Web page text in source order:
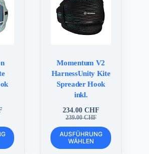
CHF
CHF.
Momentum V2
HarnessUnity Kite
Spreader Hook
inkl.
239.00CHF
Ursprünglicher
Preis
war:
239.00 CHF
234.00 CHF
Aktueller
Preis
ist:
234.00 CHF.
AUSFÜHRUNG
WÄHLEN
Dieses
Produkt
weist